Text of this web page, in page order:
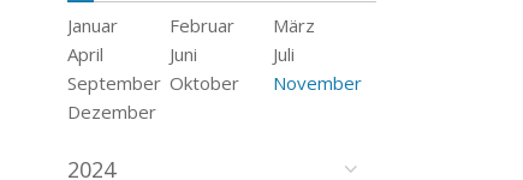
Januar Februar
März
April
Juni
Juli
September Oktober
November
Dezember
2024